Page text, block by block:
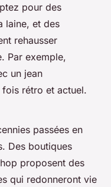
pour des
laine, et des
rehausser
Par exemple,
un jean
rétro et actuel.
passées en
Des boutiques
proposent des
qui redonneront vie